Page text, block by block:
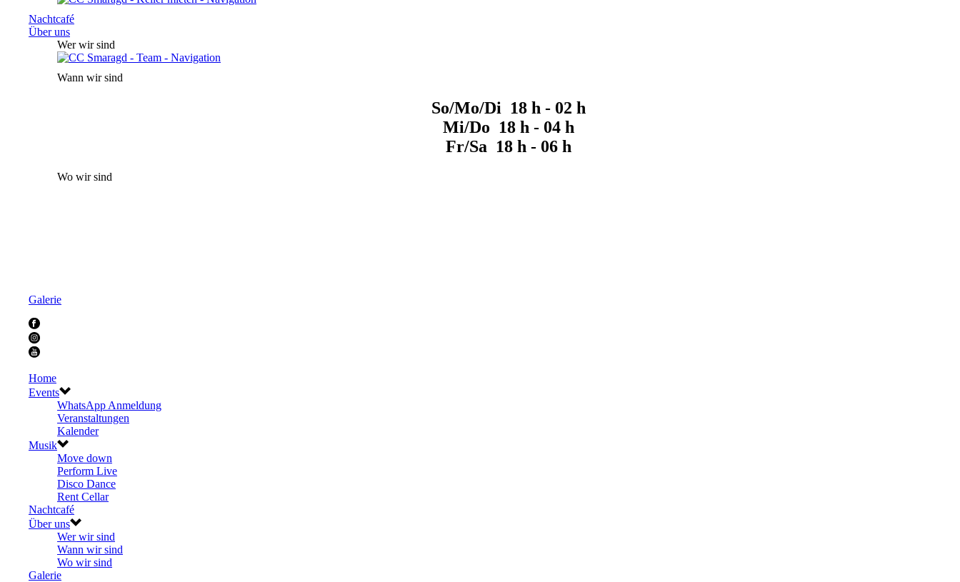
Nachtcafé
Über uns
Wer wir sind
Wann wir sind
So/Mo/Di 18 h - 02 h
Mi/Do 18 h - 04 h
Fr/Sa 18 h - 06 h
Wo wir sind
Galerie
Home
Events
WhatsApp Anmeldung
Veranstaltungen
Kalender
Musik
Move down
Perform Live
Disco Dance
Rent Cellar
Nachtcafé
Über uns
Wer wir sind
Wann wir sind
Wo wir sind
Galerie